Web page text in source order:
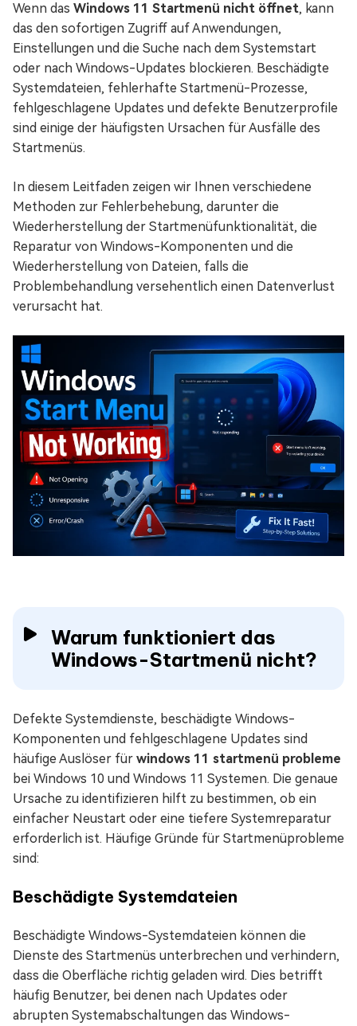
Wenn das Windows 11 Startmenü nicht öffnet, kann
das den sofortigen Zugriff auf Anwendungen,
Einstellungen und die Suche nach dem Systemstart
oder nach Windows-Updates blockieren. Beschädigte
Systemdateien, fehlerhafte Startmenü-Prozesse,
fehlgeschlagene Updates und defekte Benutzerprofile
sind einige der häufigsten Ursachen für Ausfälle des
Startmenüs.
In diesem Leitfaden zeigen wir Ihnen verschiedene
Methoden zur Fehlerbehebung, darunter die
Wiederherstellung der Startmenüfunktionalität, die
Reparatur von Windows-Komponenten und die
Wiederherstellung von Dateien, falls die
Problembehandlung versehentlich einen Datenverlust
verursacht hat.
Warum funktioniert das
Windows-Startmenü nicht?
Defekte Systemdienste, beschädigte Windows-
Komponenten und fehlgeschlagene Updates sind
häufige Auslöser für windows 11 startmenü probleme
bei Windows 10 und Windows 11 Systemen. Die genaue
Ursache zu identifizieren hilft zu bestimmen, ob ein
einfacher Neustart oder eine tiefere Systemreparatur
erforderlich ist. Häufige Gründe für Startmenüprobleme
sind:
Beschädigte Systemdateien
Beschädigte Windows-Systemdateien können die
Dienste des Startmenüs unterbrechen und verhindern,
dass die Oberfläche richtig geladen wird. Dies betrifft
häufig Benutzer, bei denen nach Updates oder
abrupten Systemabschaltungen das Windows-